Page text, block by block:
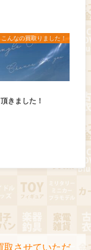
こんなの買取りました！
きました！
させていただ